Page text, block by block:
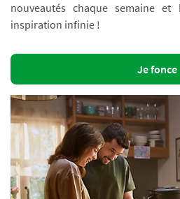
nouveautés chaque semaine
inspiration infinie !
Je fonce